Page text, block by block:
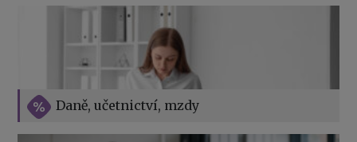
Daně, učetnictví, mzdy
Vše o překážkách v práci na straně zaměstnavatele